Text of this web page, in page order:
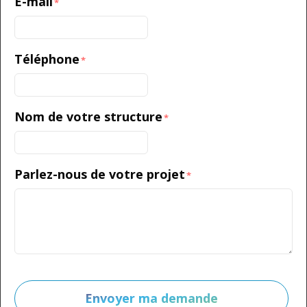
Téléphone*
Nom de votre structure*
Parlez-nous de votre projet*
Envoyer ma demande